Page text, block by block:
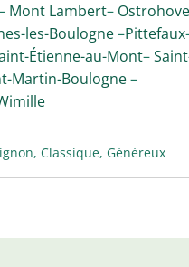
Mont Lambert– Ostrohove
les-Boulogne–Pittefaux
Étienne-au-Mont–
Martin-Boulogne–
Classique, Généreux